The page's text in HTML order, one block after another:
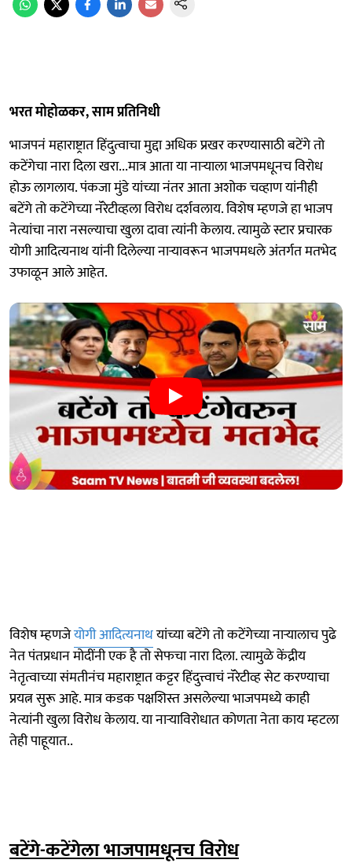
भरत मोहोळकर, साम प्रतिनिधी
भाजपनं महाराष्ट्रात हिंदुत्वाचा मुद्दा अधिक प्रखर करण्यासाठी बटेंगे तो
कटेंगेचा नारा दिला खरा...मात्र आता या नाऱ्याला भाजपमधूनच विरोध
होऊ लागलाय. पंकजा मुंडे यांच्या नंतर आता अशोक चव्हाण यांनीही
बटेंगे तो कटेंगेच्या नॅरेटीव्हला विरोध दर्शवलाय. विशेष म्हणजे हा भाजप
नेत्यांचा नारा नसल्याचा खुला दावा त्यांनी केलाय. त्यामुळे स्टार प्रचारक
योगी आदित्यनाथ यांनी दिलेल्या नाऱ्यावरून भाजपमधले अंतर्गत मतभेद
उफाळून आले आहेत.
विशेष म्हणजेयोगी आदित्यनाथयांच्या बटेंगे तो कटेंगेच्या नाऱ्यालाच पुढे
नेत पंतप्रधान मोदींनी एक है तो सेफचा नारा दिला. त्यामुळे केंद्रीय
नेतृत्वाच्या संमतीनंच महाराष्ट्रात कट्टर हिंदुत्त्वाचं नॅरेटीव्ह सेट करण्याचा
प्रयत्न सुरू आहे. मात्र कडक पक्षशिस्त असलेल्या भाजपमध्ये काही
नेत्यांनी खुला विरोध केलाय. या नाऱ्याविरोधात कोणता नेता काय म्हटला
तेही पाहूयात..
बटेंगे-कटेंगेला भाजपामधूनच विरोध